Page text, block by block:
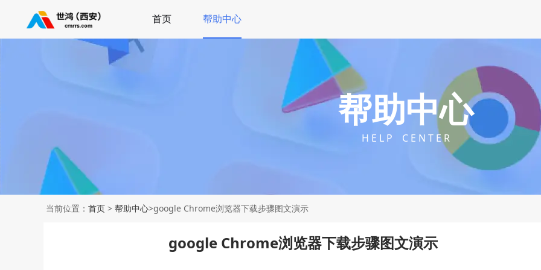
首页 帮助中心
帮助中心
H E L P C E N T E R
当前位置： 首页 > 帮助中心>google Chrome浏览器下载步骤图文演示
google Chrome浏览器下载步骤图文演示